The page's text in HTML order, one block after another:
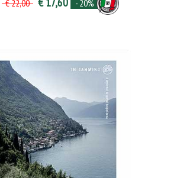
€ 22,00 - 20%